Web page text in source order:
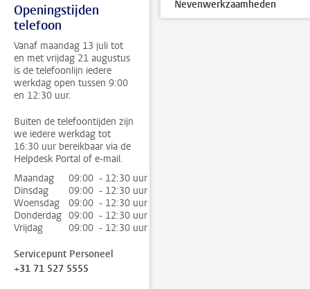
Openingstijden
telefoon
Vanaf maandag 13 juli tot
en met vrijdag 21 augustus
is de telefoonlijn iedere
werkdag open tussen 9:00
en 12:30 uur.
Buiten de telefoontijden zijn
we iedere werkdag tot
16:30 uur bereikbaar via de
Helpdesk Portal of e-mail.
Maandag
09:00 - 12:30 uur
Dinsdag
09:00 - 12:30 uur
Woensdag
09:00 - 12:30 uur
Donderdag 09:00 - 12:30 uur
Vrijdag
09:00 - 12:30 uur
Servicepunt Personeel
+31 71 527 5555
Nevenwerkzaamheden